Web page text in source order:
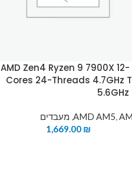
מעבד AMD Zen4 Ryzen 9 7900X 12-
Cores 24-Threads 4.7GHz
5.6GHz
AMD AM5,
, מעבדים
1,669.00 ₪